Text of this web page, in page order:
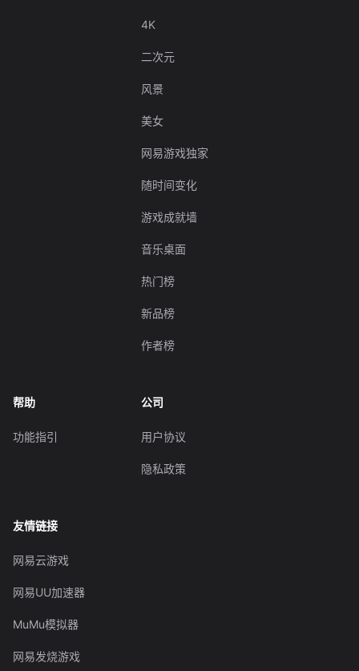
4K
二次元
风景
美女
网易游戏独家
随时间变化
游戏成就墙
音乐桌面
热门榜
新品榜
作者榜
帮助
功能指引
公司
用户协议
隐私政策
友情链接
网易云游戏
网易UU加速器
MuMu模拟器
网易发烧游戏